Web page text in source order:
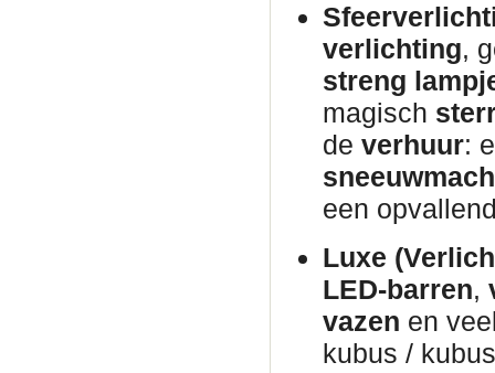
verlichting,
streng
magisch
de verhuur:
een
Luxe
LED-barren,
vazen en
kubus /